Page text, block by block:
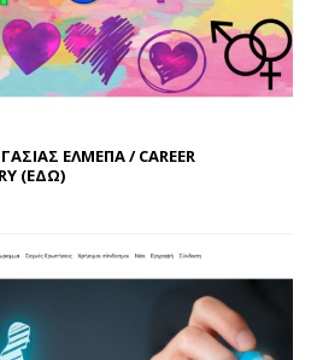
ΕΛΜΕΠΑ / CAREER
(ΕΔΩ)